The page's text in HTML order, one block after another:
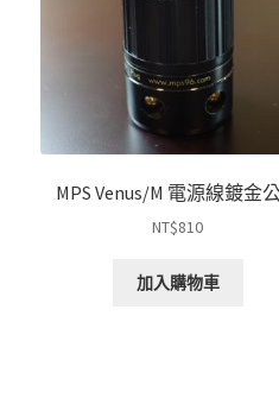
MPS Venus/M 電源線鍍金
NT$810
加入購物車